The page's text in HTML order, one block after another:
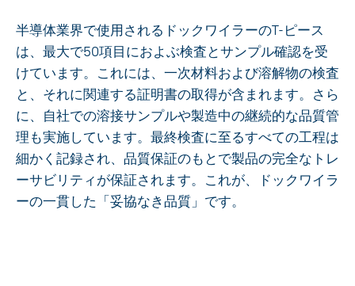
半導体業界で使用されるドックワイラーのT-ピース
は、最大で50項目におよぶ検査とサンプル確認を受
けています。これには、一次材料および溶解物の検査
と、それに関連する証明書の取得が含まれます。さら
に、自社での溶接サンプルや製造中の継続的な品質管
理も実施しています。最終検査に至るすべての工程は
細かく記録され、品質保証のもとで製品の完全なトレ
ーサビリティが保証されます。これが、ドックワイラ
ーの一貫した「妥協なき品質」です。